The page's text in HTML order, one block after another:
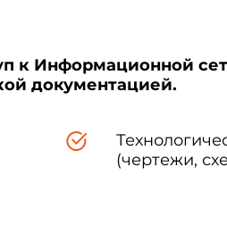
к Информационной
документацией.
(чертежи,